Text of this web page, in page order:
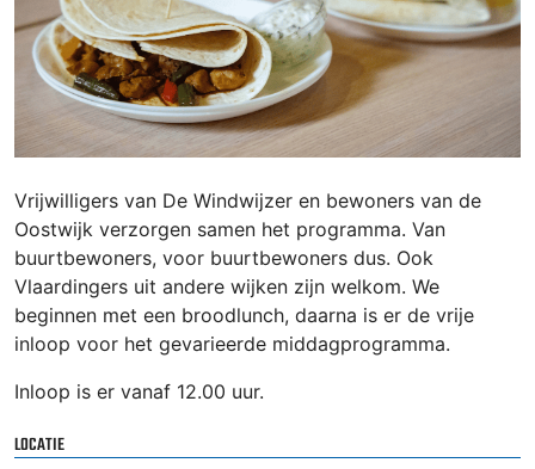
Vrijwilligers van De Windwijzer en bewoners van de
Oostwijk verzorgen samen het programma. Van
buurtbewoners, voor buurtbewoners dus. Ook
Vlaardingers uit andere wijken zijn welkom. We
beginnen met een broodlunch, daarna is er de vrije
inloop voor het gevarieerde middagprogramma.
Inloop is er vanaf 12.00 uur.
LOCATIE